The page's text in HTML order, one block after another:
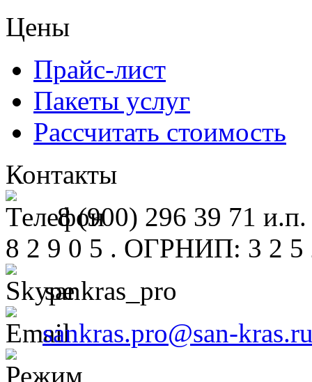
Цены
Прайс-лист
Пакеты услуг
Рассчитать стоимость
Контакты
8 (900) 296 39 71
8 2 9 0 5 . ОГРНИП: 3 2 5
sankras_pro
sankras.pro@san-